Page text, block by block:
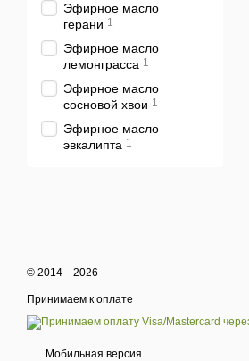
Эфирное масло
герани 1
Эфирное масло
лемонграсса 1
Эфирное масло
сосновой хвои 1
Эфирное масло
эвкалипта 1
© 2014—2026
Принимаем к оплате
Мобильная версия